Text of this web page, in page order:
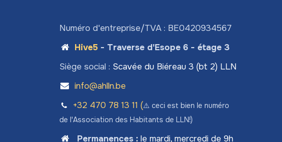
Numéro d'entreprise/TVA : BE0420934567
Hive5- Traverse d'Esope 6 - étage 3
Siège social : Scavée du Biéreau 3 (bt 2) LLN
info@ahlln.be
+32 470 78​ 13 11 (⚠️ ceci est bien le numéro
de l'Association des Habitants de LLN!)
Permanences: le mardi, mercredi de 9h